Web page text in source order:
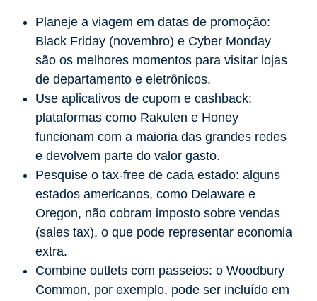
Planeje a viagem em datas de promoção:
Black Friday (novembro) e Cyber Monday
são os melhores momentos para visitar lojas
de departamento e eletrônicos.
Use aplicativos de cupom e cashback:
plataformas como Rakuten e Honey
funcionam com a maioria das grandes redes
e devolvem parte do valor gasto.
Pesquise o tax-free de cada estado: alguns
estados americanos, como Delaware e
Oregon, não cobram imposto sobre vendas
(sales tax), o que pode representar economia
extra.
Combine outlets com passeios: o Woodbury
Common, por exemplo, pode ser incluído em